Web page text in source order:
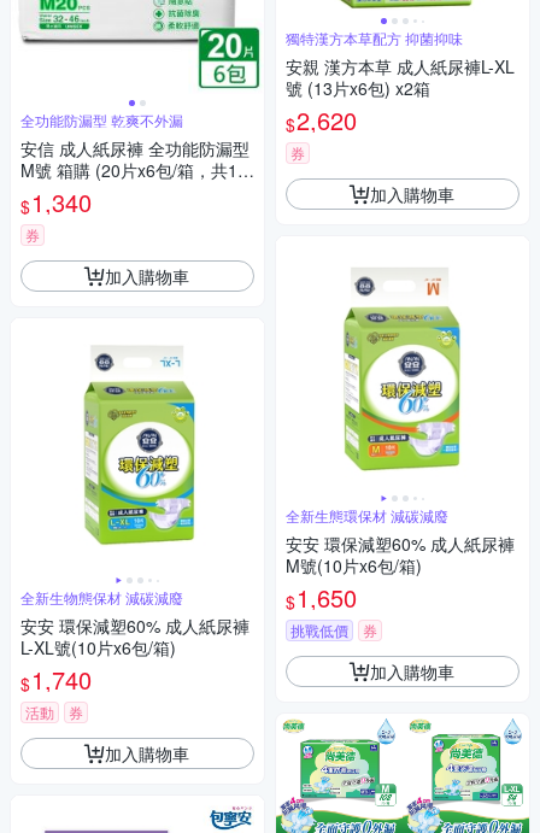
全功能防漏型 乾爽不外漏
安信 成人紙尿褲 全功能防漏型
M號 箱購 (20片x6包/箱，共12
0片)
$1,340
券
加入購物車
全新生物態保材 減碳減廢
安安 環保減塑60% 成人紙尿褲
L-XL號(10片x6包/箱)
$1,740
活動 券
加入購物車
獨特漢方本草配方 抑菌抑味
安親 漢方本草 成人紙尿褲L-XL
號 (13片x6包) x2箱
$2,620
券
加入購物車
全新生態環保材 減碳減廢
安安 環保減塑60% 成人紙尿褲
M號(10片x6包/箱)
$1,650
挑戰低價 券
加入購物車